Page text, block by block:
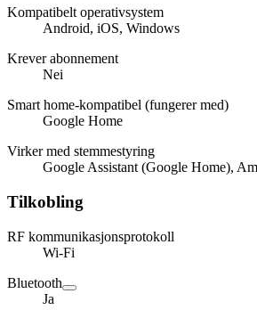
Kompatibelt operativsystem
Android, iOS, Windows
Krever abonnement
Nei
Smart home-kompatibel (fungerer med)
Google Home
Virker med stemmestyring
Google Assistant (Google Home),
Tilkobling
RF kommunikasjonsprotokoll
Wi-Fi
Bluetooth
Ja